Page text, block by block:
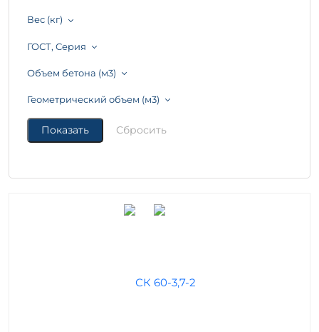
Вес (кг)
ГОСТ, Серия
Объем бетона (м3)
Геометрический объем (м3)